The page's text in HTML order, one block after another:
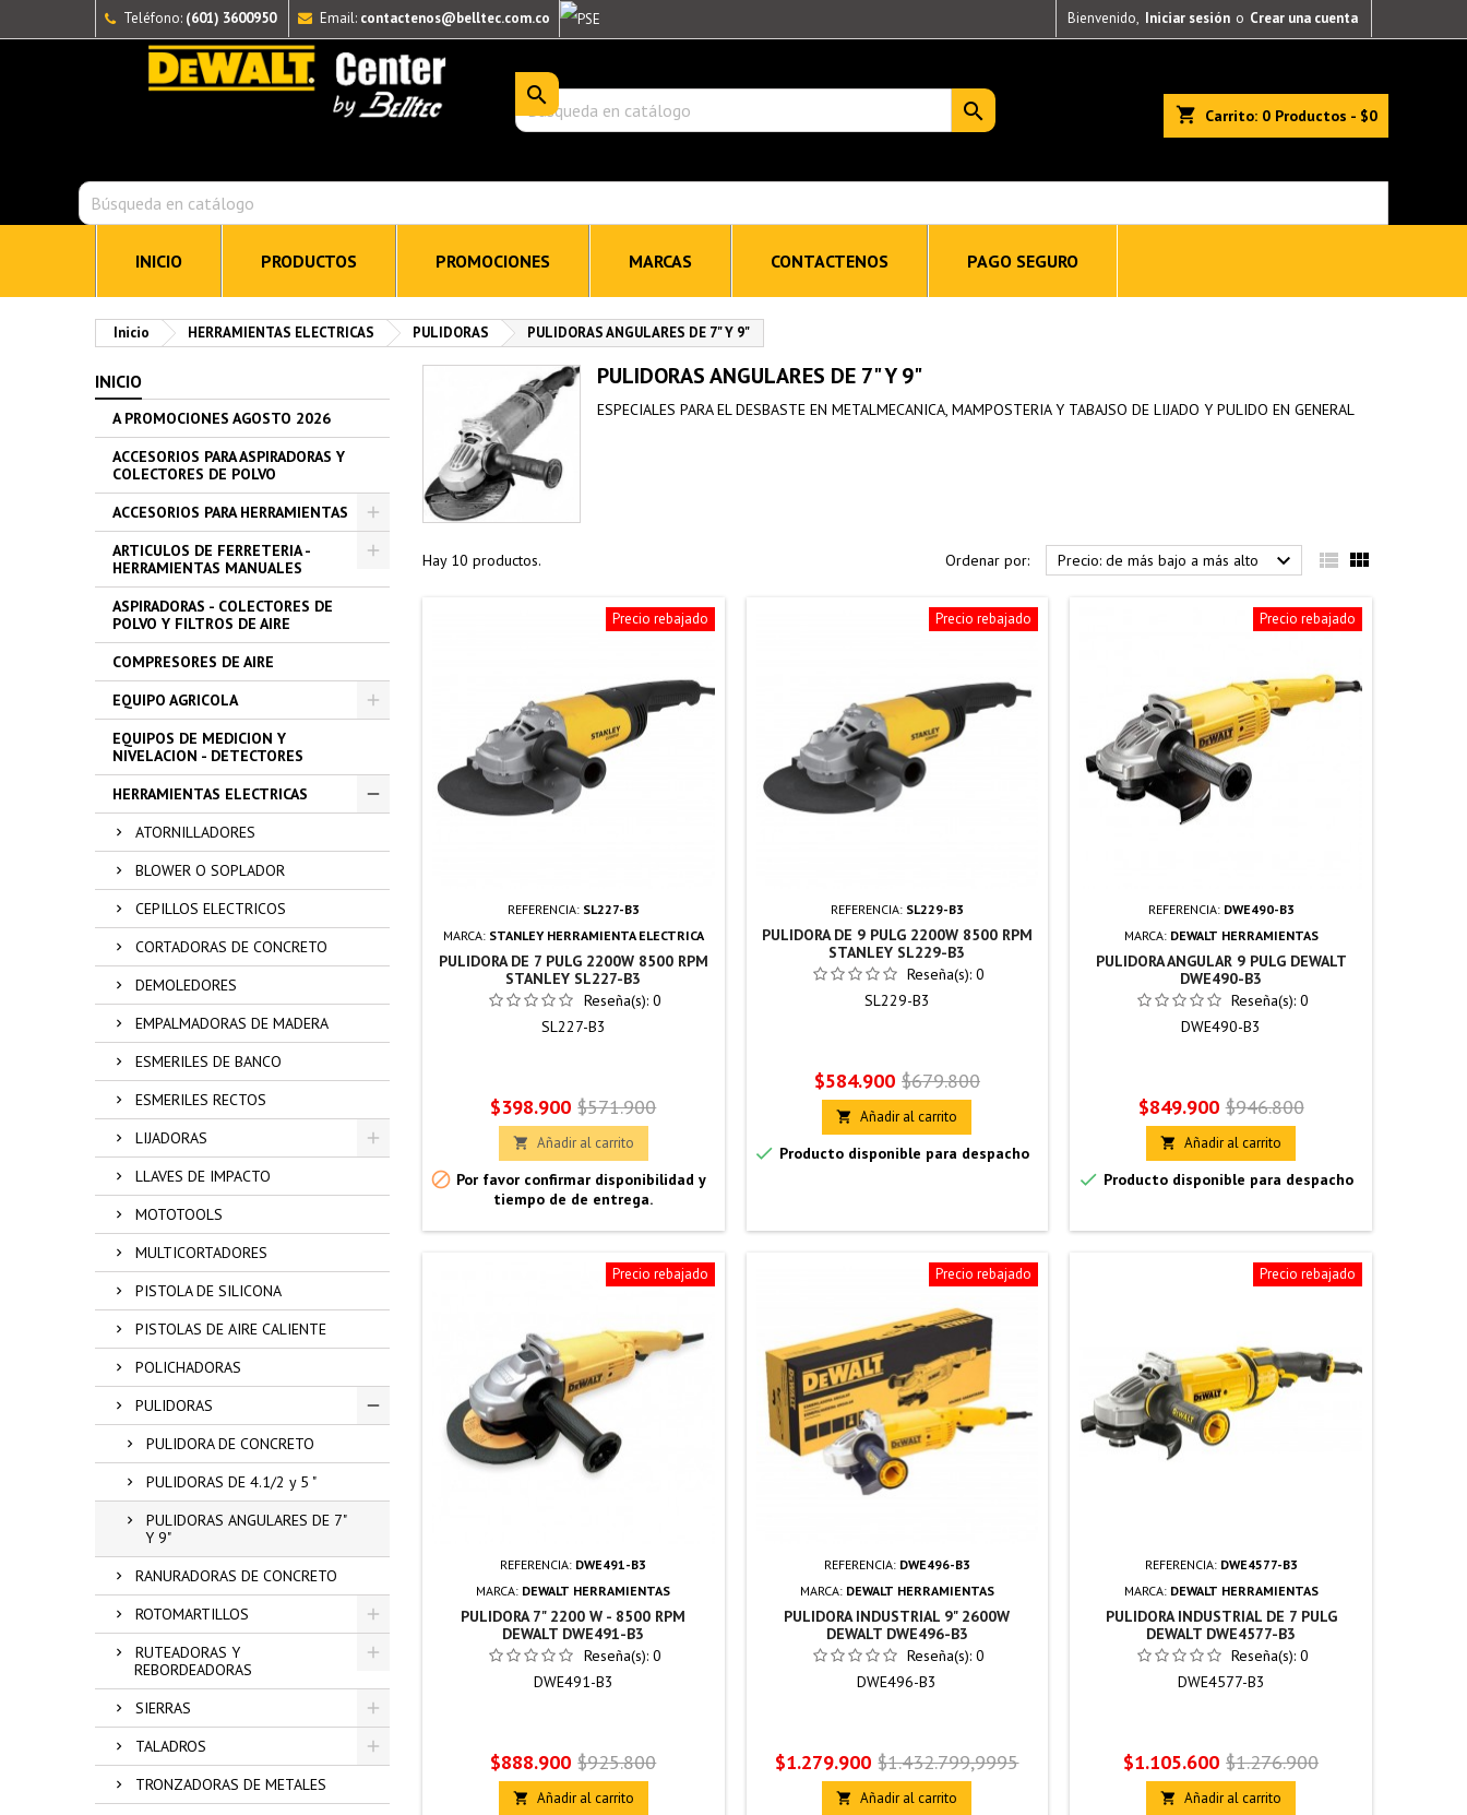
Teléfono: (601) 3600950 Email: contactenos@belltec.com.co Bienvenido, Iniciar sesión o Crear una cuenta
shopping_cart Carrito: 0 Productos - $0


INICIO PRODUCTOS PROMOCIONES MARCAS CONTACTENOS PAGO SEGURO
Inicio HERRAMIENTAS ELECTRICAS PULIDORAS PULIDORAS ANGULARES DE 7" Y 9"
INICIO
A PROMOCIONES AGOSTO 2026
ACCESORIOS PARA ASPIRADORAS Y
COLECTORES DE POLVO
ACCESORIOS PARA HERRAMIENTAS
ARTICULOS DE FERRETERIA -
HERRAMIENTAS MANUALES
ASPIRADORAS - COLECTORES DE
POLVO Y FILTROS DE AIRE
COMPRESORES DE AIRE
EQUIPO AGRICOLA
EQUIPOS DE MEDICION Y
NIVELACION - DETECTORES
HERRAMIENTAS ELECTRICAS
ATORNILLADORES
BLOWER O SOPLADOR
CEPILLOS ELECTRICOS
CORTADORAS DE CONCRETO
DEMOLEDORES
EMPALMADORAS DE MADERA
ESMERILES DE BANCO
ESMERILES RECTOS
LIJADORAS
LLAVES DE IMPACTO
MOTOTOOLS
MULTICORTADORES
PISTOLA DE SILICONA
PISTOLAS DE AIRE CALIENTE
POLICHADORAS
PULIDORAS
PULIDORA DE CONCRETO
PULIDORAS DE 4.1/2 y 5 "
PULIDORAS ANGULARES DE 7"
Y 9"
RANURADORAS DE CONCRETO
ROTOMARTILLOS
RUTEADORAS Y
REBORDEADORAS
SIERRAS
TALADROS
TRONZADORAS DE METALES
PULIDORAS ANGULARES DE 7" Y 9"
ESPECIALES PARA EL DESBASTE EN METALMECANICA, MAMPOSTERIA Y TABAJSO DE LIJADO Y PULIDO EN GENERAL
Hay 10 productos. Ordenar por: Precio: de más bajo a más alto   
Precio rebajado
REFERENCIA: SL227-B3
MARCA: STANLEY HERRAMIENTA ELECTRICA
PULIDORA DE 7 PULG 2200W 8500 RPM
STANLEY SL227-B3
Reseña(s): 0
SL227-B3
Precio
$398.900 Precio
base
$571.900
 Añadir al carrito
 Por favor confirmar disponibilidad y
tiempo de de entrega.
Precio rebajado
REFERENCIA: SL229-B3
PULIDORA DE 9 PULG 2200W 8500 RPM
STANLEY SL229-B3
Reseña(s):0
SL229-B3
Precio
$584.900 Precio
base
$679.800
 Añadir al carrito
 Producto disponible para despacho
Precio rebajado
REFERENCIA: DWE490-B3
MARCA: DEWALT HERRAMIENTAS
PULIDORA ANGULAR 9 PULG DEWALT
DWE490-B3
Reseña(s):0
DWE490-B3
Precio
$849.900 Precio
base
$946.800
 Añadir al carrito
 Producto disponible para despacho
Precio rebajado
REFERENCIA: DWE491-B3
MARCA: DEWALT HERRAMIENTAS
PULIDORA 7" 2200 W - 8500 RPM
DEWALT DWE491-B3
Reseña(s): 0
DWE491-B3
Precio
$888.900 Precio
base
$925.800
 Añadir al carrito
Precio rebajado
REFERENCIA: DWE496-B3
MARCA: DEWALT HERRAMIENTAS
PULIDORA INDUSTRIAL 9" 2600W
DEWALT DWE496-B3
Reseña(s):0
DWE496-B3
Precio
$1.279.900 Precio
base
$1.432.799,9995
 Añadir al carrito
Precio rebajado
REFERENCIA: DWE4577-B3
MARCA: DEWALT HERRAMIENTAS
PULIDORA INDUSTRIAL DE 7 PULG
DEWALT DWE4577-B3
Reseña(s):0
DWE4577-B3
Precio
$1.105.600 Precio
base
$1.276.900
 Añadir al carrito